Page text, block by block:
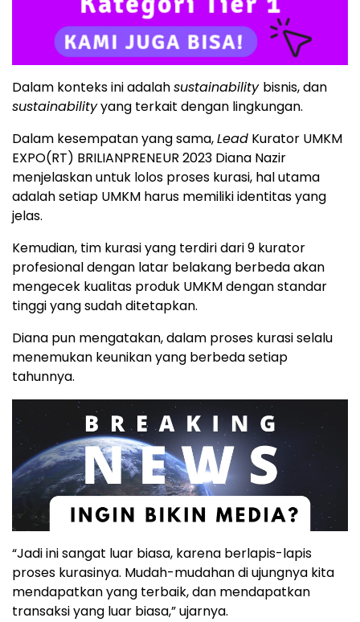
Dalam konteks ini adalahsustainability bisnis, dan
sustainabilityyang terkait dengan lingkungan.
Dalam kesempatan yang sama,Lead Kurator UMKM
EXPO(RT) BRILIANPRENEUR 2023 Diana Nazir
menjelaskan untuk lolos proses kurasi, hal utama
adalah setiap UMKM harus memiliki identitas yang
jelas.
Kemudian, tim kurasi yang terdiri dari 9 kurator
profesional dengan latar belakang berbeda akan
mengecek kualitas produk UMKM dengan standar
tinggi yang sudah ditetapkan.
Diana pun mengatakan, dalam proses kurasi selalu
menemukan keunikan yang berbeda setiap
tahunnya.
“Jadi ini sangat luar biasa, karena berlapis-lapis
proses kurasinya. Mudah-mudahan di ujungnya kita
mendapatkan yang terbaik, dan mendapatkan
transaksi yang luar biasa,” ujarnya.